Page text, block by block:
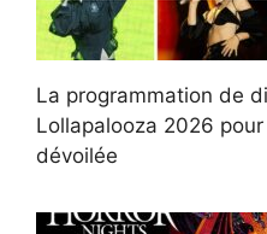
La programmation de
Lollapalooza 2026
dévoilée